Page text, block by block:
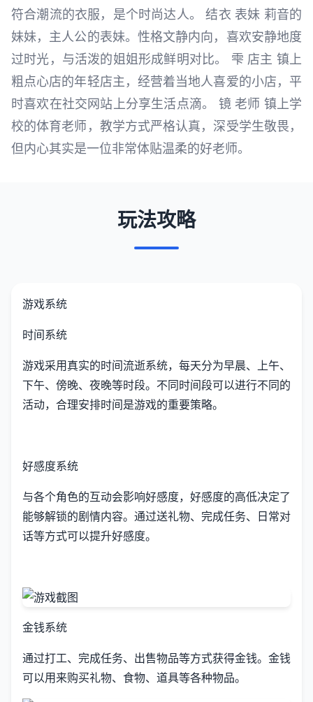
符合潮流的衣服，是个时尚达人。 结衣 表妹 莉音的
妹妹，主人公的表妹。性格文静内向，喜欢安静地度
过时光，与活泼的姐姐形成鲜明对比。 雫 店主 镇上
粗点心店的年轻店主，经营着当地人喜爱的小店，平
时喜欢在社交网站上分享生活点滴。 镜 老师 镇上学
校的体育老师，教学方式严格认真，深受学生敬畏，
但内心其实是一位非常体贴温柔的好老师。
玩法攻略
游戏系统
时间系统
游戏采用真实的时间流逝系统，每天分为早晨、上午、
下午、傍晚、夜晚等时段。不同时间段可以进行不同的
活动，合理安排时间是游戏的重要策略。
好感度系统
与各个角色的互动会影响好感度，好感度的高低决定了
能够解锁的剧情内容。通过送礼物、完成任务、日常对
话等方式可以提升好感度。
金钱系统
通过打工、完成任务、出售物品等方式获得金钱。金钱
可以用来购买礼物、食物、道具等各种物品。